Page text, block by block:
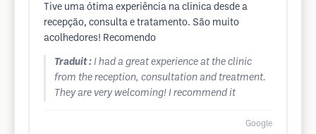
Tive uma ótima experiência na clinica desde a
recepção, consulta e tratamento. São muito
acolhedores! Recomendo
Traduit : I had a great experience at the clinic
from the reception, consultation and treatment.
They are very welcoming! I recommend it
Google